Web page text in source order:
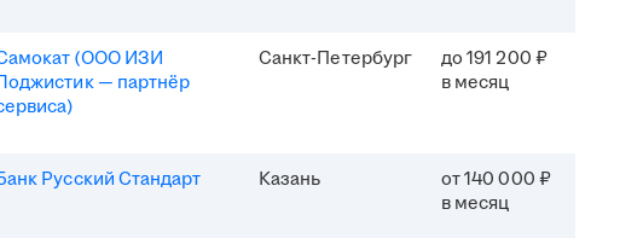
(ООО ИЗИ
— партнёр
Санкт-Петербург
до 191 200 ₽
в месяц
Русский Стандарт Казань
от 140 000 ₽
в месяц